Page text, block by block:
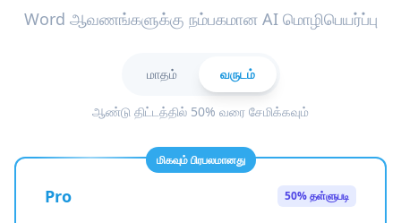
Word ஆவணங்களுக்கு நம்பகமான AI மொழிபெயர்ப்பு
மாதம் வருடம்
ஆண்டு திட்டத்தில் 50% வரை சேமிக்கவும்
மிகவும் பிரபலமானது
Pro 50% தள்ளுபடி